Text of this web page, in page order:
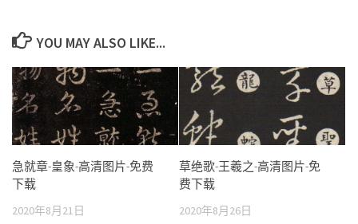
YOU MAY ALSO LIKE...
急就章-皇象-高清图片-免费
下载
2020年8月21日
草绝歌-王羲之-高清图片-免
费下载
2020年8月26日